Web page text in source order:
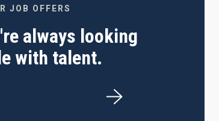
JOB OFFERS
always looking
with talent.